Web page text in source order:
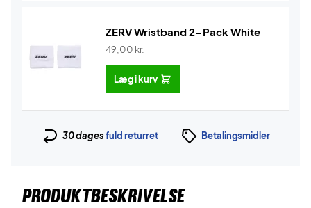
ZERV Wristband 2-Pack White
49,00 kr.
Læg i kurv
30 dagesfuld returret Betalingsmidler
PRODUKTBESKRIVELSE